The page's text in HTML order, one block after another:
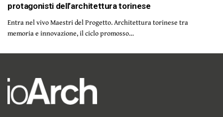
protagonisti dell’architettura torinese
Entra nel vivo Maestri del Progetto. Architettura torinese tra
memoria e innovazione, il ciclo promosso…